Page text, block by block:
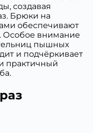
создавая
Брюки на
обеспечивают
Особое внимание
пышных
и подчёркивает
практичный